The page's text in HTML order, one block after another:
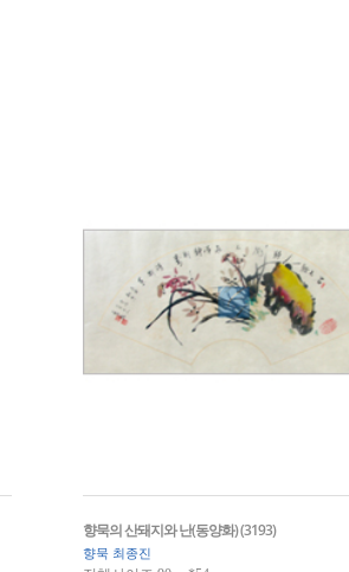
향묵의 산돼지와 난(동양화) (3193)
향묵 최종진